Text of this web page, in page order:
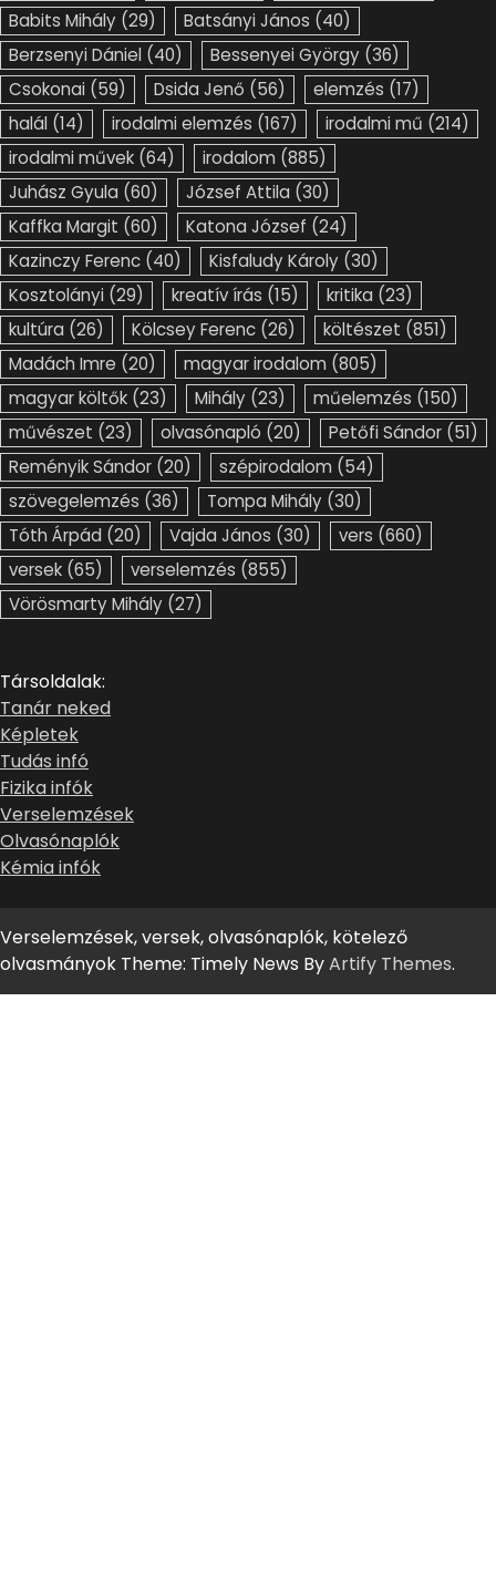
Babits Mihály (29) Batsányi János (40)
Berzsenyi Dániel (40) Bessenyei György (36)
Csokonai (59) Dsida Jenő (56) elemzés (17)
halál (14) irodalmi elemzés (167) irodalmi mű (214)
irodalmi művek (64) irodalom (885)
Juhász Gyula (60) József Attila (30)
Kaffka Margit (60) Katona József (24)
Kazinczy Ferenc (40) Kisfaludy Károly (30)
Kosztolányi (29) kreatív írás (15) kritika (23)
kultúra (26) Kölcsey Ferenc (26) költészet (851)
Madách Imre (20) magyar irodalom (805)
magyar költők (23) Mihály (23) műelemzés (150)
művészet (23) olvasónapló (20) Petőfi Sándor (51)
Reményik Sándor (20) szépirodalom (54)
szövegelemzés (36) Tompa Mihály (30)
Tóth Árpád (20) Vajda János (30) vers (660)
versek (65) verselemzés (855)
Vörösmarty Mihály (27)
Társoldalak:
Tanár neked
Képletek
Tudás infó
Fizika infók
Verselemzések
Olvasónaplók
Kémia infók
Verselemzések, versek, olvasónaplók, kötelező
olvasmányok Theme: Timely News ByArtify Themes.